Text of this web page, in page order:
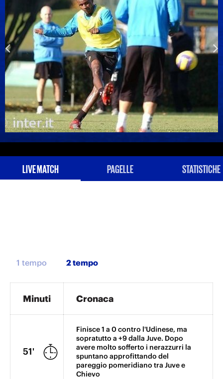
LIVE MATCH PAGELLE STATISTICHE
1 tempo
Minuti Cronaca
51'
Finisce 1 a 0 contro l'Udinese, ma
sopratutto a +9 dalla Juve. Dopo
avere molto sofferto i nerazzurri la
spuntano approfittando del
pareggio pomeridiano tra Juve e
Chievo